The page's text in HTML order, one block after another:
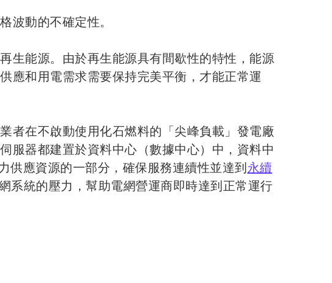
波動的不確定性。
生能源。由於再生能源具有間歇性的特性，能源
應和用電需求需要保持完美平衡，才能正常運
者在不啟動使用化石燃料的「尖峰負載」發電廠
服器都建置於資料中心（數據中心）中，資料中
應資源的一部分，確保服務連續性並達到 永續
系統的壓力，幫助電網營運商即時達到正常運行